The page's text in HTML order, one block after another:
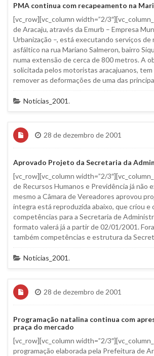
PMA continua com recapeamento na
[vc_row][vc_column width=”2/
de Aracaju, através da Emurb – Empresa
Urbanização –, está executando serviços de
asfáltico na rua Mariano Salmeron, bairro
numa extensão de cerca de 800 metros. A
solicitada pelos motoristas aracajuanos,
remover as deformações de uma das
Notícias_2001.
28 de dezembro de 2001
Aprovado Projeto da Secretaria da
[vc_row][vc_column width=”2/
de Recursos Humanos e Previdência já não
mesmo a Câmara de Vereadores aprovou
íntegra está reproduzida abaixo, que criou e
competências para a Secretaria de
formato valerá já a partir de 02/01/2001.
também competências e estrutura da
Notícias_2001.
28 de dezembro de 2001
Programação natalina continua com
praça do mercado
[vc_row][vc_column width=”2/
programação elaborada pela Prefeitura de